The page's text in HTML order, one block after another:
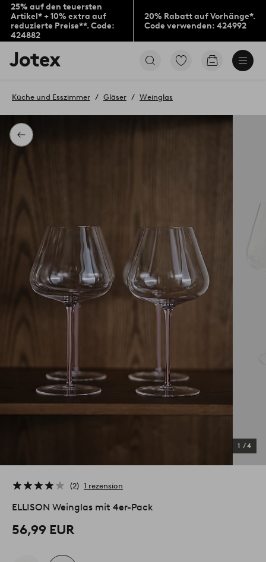
25% auf den teuersten
Artikel* + 10% extra auf
reduzierte Preise**. Code:
424882
20% Rabatt auf Vorhänge*.
Code verwenden: 424992
Jotex-
Logo
Startseite
Zu
Produkten
Zum
Zurück
Küche und Esszimmer Gläser Weinglas
1 /4
2 1 rezension
ELLISON Weinglas mit 4er-Pack
56,99 EUR